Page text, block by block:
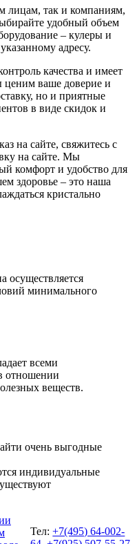
лицам, так и компаниям,
удобный объем
– кулеры и
адресу.
качества и имеет
ваше доверие и
но и приятные
в виде скидок и
на сайте, свяжитесь с
на сайте. Мы
комфорт и удобство для
здоровье – это наша
кристально
осуществляется
минимального
всеми
отношении
веществ.
очень выгодные
индивидуальные
Тел:+7(495) 64-002-